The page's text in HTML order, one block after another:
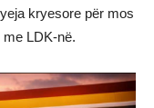
kryesore për mos
LDK-në.